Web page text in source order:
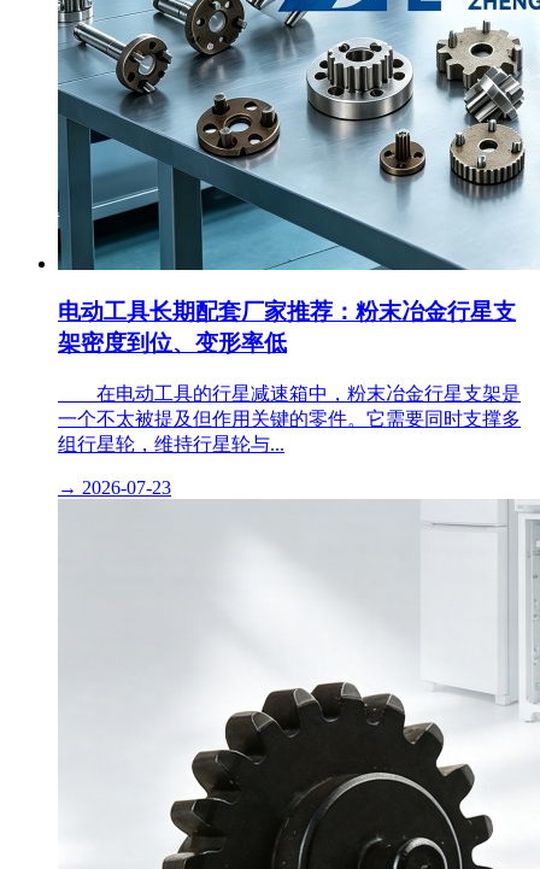
电动工具长期配套厂家推荐：粉末冶金行星支
架密度到位、变形率低
​ 在电动工具的行星减速箱中，粉末冶金行星支架是
一个不太被提及但作用关键的零件。它需要同时支撑多
组行星轮，维持行星轮与...
→ 2026-07-23